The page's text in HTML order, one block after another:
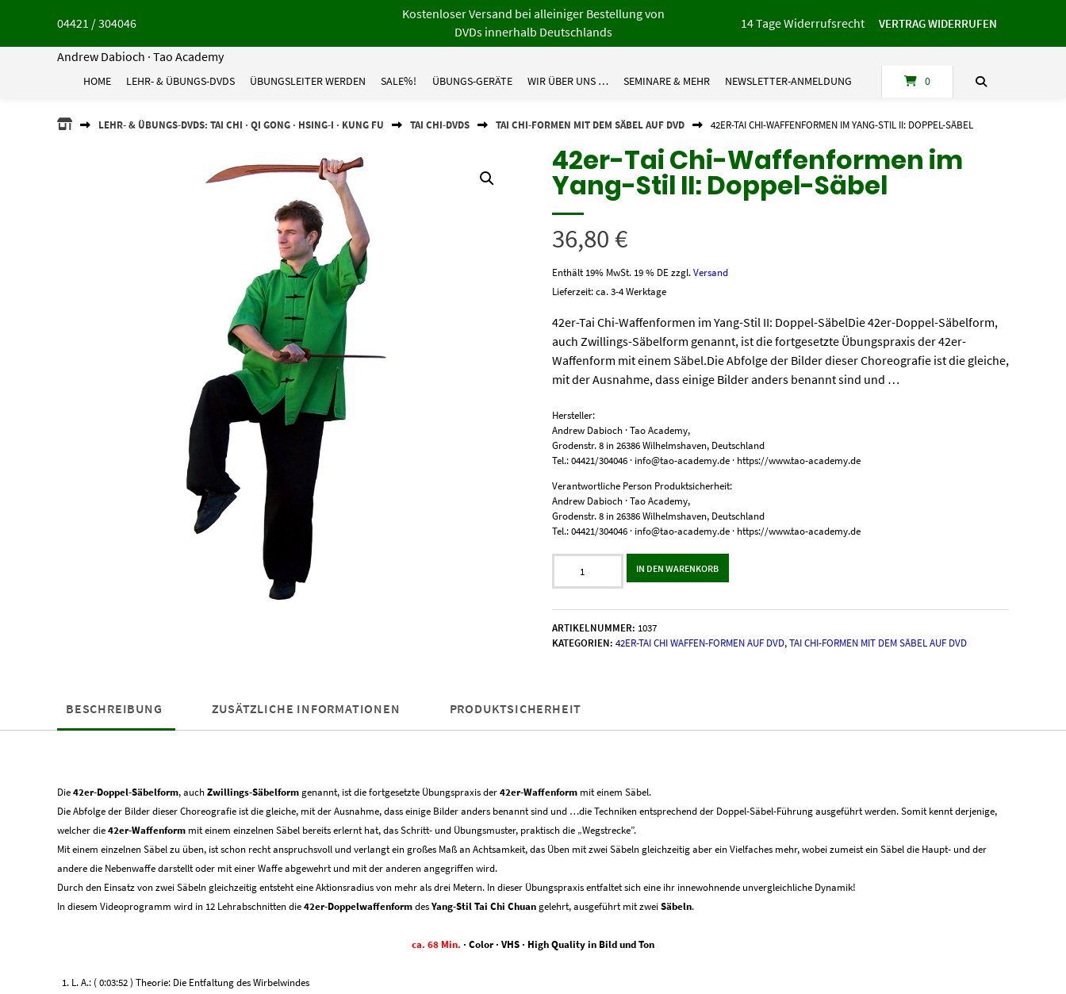
Inhalt
04421 / 304046
Kostenloser Versand bei alleiniger Bestellung von
DVDs innerhalb Deutschlands
14 Tage Widerrufsrecht VERTRAG WIDERRUFEN
Andrew Dabioch · Tao Academy
HOME LEHR- & ÜBUNGS-DVDS ÜBUNGSLEITER WERDEN SALE%! ÜBUNGS-GERÄTE WIR ÜBER UNS … SEMINARE & MEHR NEWSLETTER-ANMELDUNG 0
ANDREWLEHR- & ÜBUNGS-DVDS: TAI CHI · QI GONG · HSING-I · KUNG FU TAI CHI-DVDS TAI CHI-FORMEN MIT DEM SÄBEL AUF DVD 42ER-TAI CHI-WAFFENFORMEN IM YANG-STIL II: DOPPEL-SÄBEL
42er-Tai Chi-Waffenformen im
Yang-Stil II: Doppel-Säbel
36,80€
Enthält 19% MwSt. 19 % DE zzgl.Versand
Lieferzeit: ca. 3-4 Werktage
42er-Tai Chi-Waffenformen im Yang-Stil II: Doppel-SäbelDie 42er-Doppel-Säbelform,
auch Zwillings-Säbelform genannt, ist die fortgesetzte Übungspraxis der 42er-
Waffenform mit einem Säbel.Die Abfolge der Bilder dieser Choreografie ist die gleiche,
mit der Ausnahme, dass einige Bilder anders benannt sind und …
Hersteller:
Andrew Dabioch · Tao Academy,
Grodenstr. 8 in 26386 Wilhelmshaven, Deutschland
Tel.: 04421/304046 · info@tao-academy.de · https://www.tao-academy.de
Verantwortliche Person Produktsicherheit:
Andrew Dabioch · Tao Academy,
Grodenstr. 8 in 26386 Wilhelmshaven, Deutschland
Tel.: 04421/304046 · info@tao-academy.de · https://www.tao-academy.de
Chi-
Waffenformen
im
Yang-
Menge
IN DEN WARENKORB
ARTIKELNUMMER: 1037
KATEGORIEN: 42ER-TAI CHI WAFFEN-FORMEN AUF DVD,TAI CHI-FORMEN MIT DEM SÄBEL AUF DVD
BESCHREIBUNG ZUSÄTZLICHE INFORMATIONEN PRODUKTSICHERHEIT
Die42er-Doppel-Säbelform, auchZwillings-Säbelformgenannt, ist die fortgesetzte Übungspraxis der42er-Waffenformmit einem Säbel.
Die Abfolge der Bilder dieser Choreografie ist die gleiche, mit der Ausnahme, dass einige Bilder anders benannt sind und …die Techniken entsprechend der Doppel-Säbel-Führung ausgeführt werden. Somit kennt derjenige,
welcher die42er-Waffenformmit einem einzelnen Säbel bereits erlernt hat, das Schritt- und Übungsmuster, praktisch die „Wegstrecke”.
Mit einem einzelnen Säbel zu üben, ist schon recht anspruchsvoll und verlangt ein großes Maß an Achtsamkeit, das Üben mit zwei Säbeln gleichzeitig aber ein Vielfaches mehr, wobei zumeist ein Säbel die Haupt- und der
andere die Nebenwaffe darstellt oder mit einer Waffe abgewehrt und mit der anderen angegriffen wird.
Durch den Einsatz von zwei Säbeln gleichzeitig entsteht eine Aktionsradius von mehr als drei Metern. In dieser Übungspraxis entfaltet sich eine ihr innewohnende unvergleichliche Dynamik!
In diesem Videoprogramm wird in 12 Lehrabschnitten die42er-DoppelwaffenformdesYang-Stil Tai Chi Chuangelehrt, ausgeführt mit zweiSäbeln.
ca. 68 Min. · Color · VHS · High Quality in Bild und Ton
1. L. A.: ( 0:03:52 ) Theorie: Die Entfaltung des Wirbelwindes